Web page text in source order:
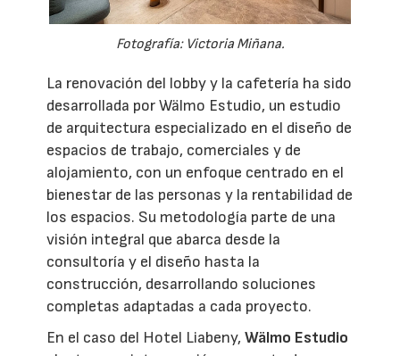
Fotografía: Victoria Miñana.
La renovación del lobby y la cafetería ha sido
desarrollada por Wälmo Estudio, un estudio
de arquitectura especializado en el diseño de
espacios de trabajo, comerciales y de
alojamiento, con un enfoque centrado en el
bienestar de las personas y la rentabilidad de
los espacios. Su metodología parte de una
visión integral que abarca desde la
consultoría y el diseño hasta la
construcción, desarrollando soluciones
completas adaptadas a cada proyecto.
En el caso del Hotel Liabeny,Wälmo Estudio